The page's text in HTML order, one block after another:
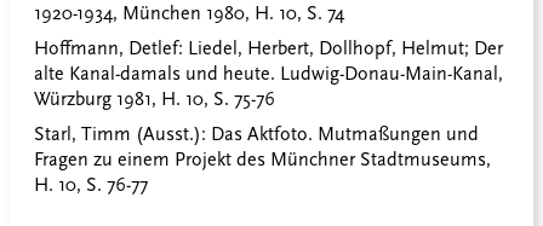
1920-1934, München 1980, H. 10, S. 74
Hoffmann, Detlef: Liedel, Herbert, Dollhopf, Helmut; Der
alte Kanal-damals und heute. Ludwig-Donau-Main-Kanal,
Würzburg 1981, H. 10, S. 75-76
Starl, Timm (Ausst.): Das Aktfoto. Mutmaßungen und
Fragen zu einem Projekt des Münchner Stadtmuseums,
H. 10, S. 76-77